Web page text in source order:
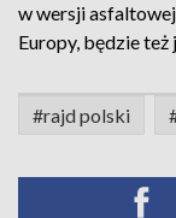
w wersji
Europy, będzie
#rajd polski